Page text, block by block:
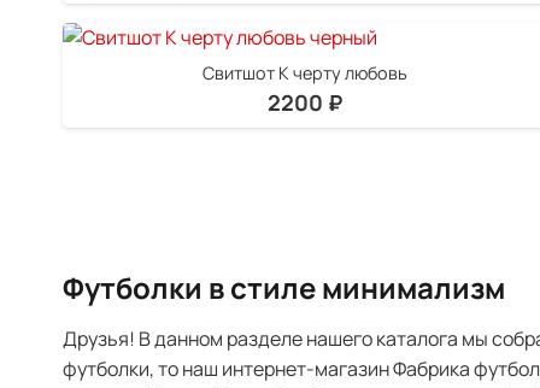
Свитшот К черту любовь
2200 ₽
Футболки в стиле минимализм
Друзья! В данном разделе нашего каталога мы
футболки, то наш интернет-магазин Фабрика